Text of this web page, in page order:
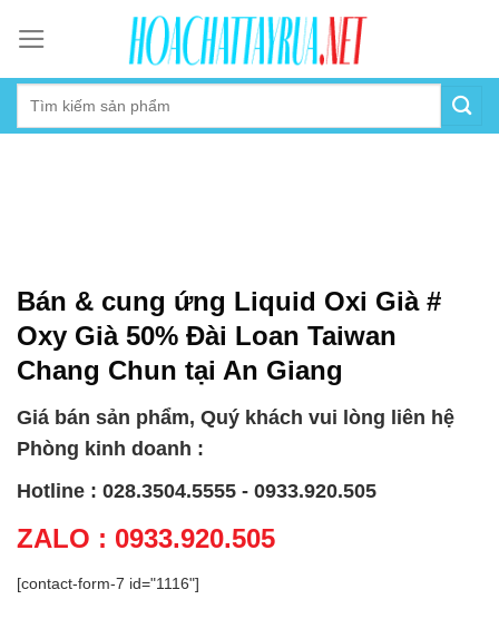
content
Bán & cung ứng Liquid Oxi Già #
Oxy Già 50% Đài Loan Taiwan
Chang Chun tại An Giang
Giá bán sản phẩm, Quý khách vui lòng liên hệ
Phòng kinh doanh :
Hotline : 028.3504.5555 - 0933.920.505
ZALO : 0933.920.505
[contact-form-7 id="1116"]